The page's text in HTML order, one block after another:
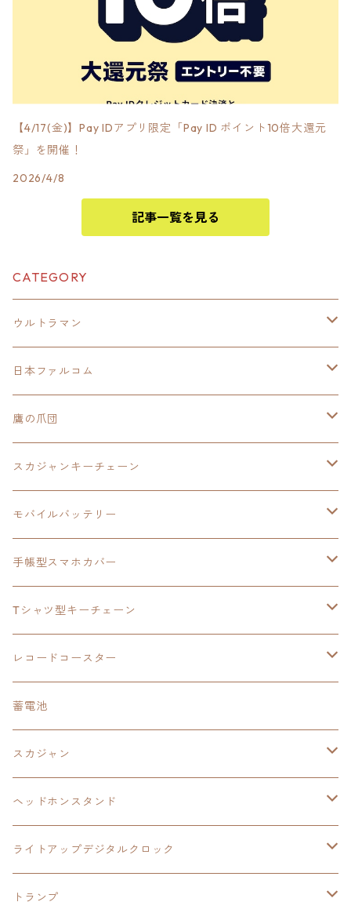
【4/17(金)】Pay IDアプリ限定「Pay ID ポイント10倍大還元
祭」を開催！
2026/4/8
記事一覧を見る
CATEGORY
ウルトラマン
モバイルバッテリー
スカジャンキーチェーン
スカジャン
シャツ
日本ファルコム
イースⅧ
モバイルバッテリー
手帳型スマホカバー
東亰ザナドゥ
閃の軌跡Ⅲ
モバイルバッテリー
手帳型スマホカバー
閃の軌跡Ⅳ
手帳型スマホカバー
モバイルバッテリー
ワイヤレスモバイルバッテリー
置くだけスピーカー
軌跡シリーズ
トランプ
カーマグネット
閃の軌跡Ⅱ
トランプ
イースⅨ
手帳型スマホカバー
モバイルバッテリー
零の軌跡：改
碧の軌跡：改
創の軌跡
ケーブルステージ
40周年記念
鷹の爪団
モバイルバッテリー
手帳型スマホカバー
スカジャンキーチェーン
ウルトラマンシリーズ
日本ファルコム
閃の軌跡Ⅲ
軌跡シリーズ
モバイルバッテリー
ウルトラマン
鷹の爪
イースⅧ
東亰ザナドゥ
阪神タイガース
閃の軌跡Ⅲ
ソーラーパネル
LEDライト付き
手帳型スマホカバー
鷹の爪団
イースⅧ
閃の軌跡Ⅲ
閃の軌跡Ⅳ
イースⅨ
零の軌跡：改
碧の軌跡：改
Tシャツ型キーチェーン
日本ファルコム
閃の軌跡Ⅲ
レコードコースター
日本ファルコム
閃の軌跡
蓄電池
スカジャン
サンリオ
ワンピース
今日から俺は！！
ヘッドホンスタンド
閃の軌跡Ⅳ
イースⅨ
ライトアップデジタルクロック
閃の軌跡Ⅳ
トランプ